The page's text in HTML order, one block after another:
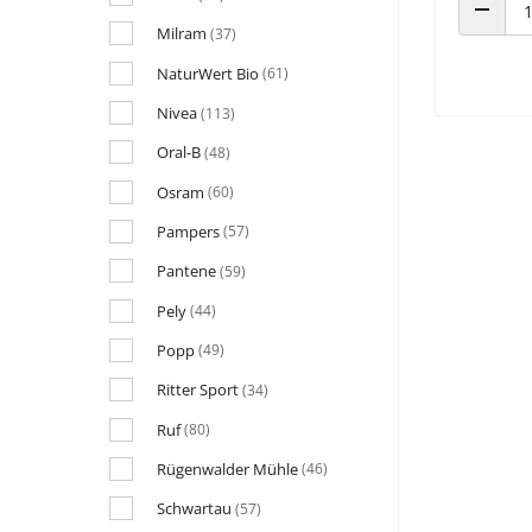
Milram (37)
NaturWert Bio (61)
Nivea(113)
Oral-B(48)
Osram (60)
Pampers(57)
Pantene(59)
Pely(44)
Popp(49)
Ritter Sport(34)
Ruf(80)
Rügenwalder Mühle(46)
Schwartau (57)